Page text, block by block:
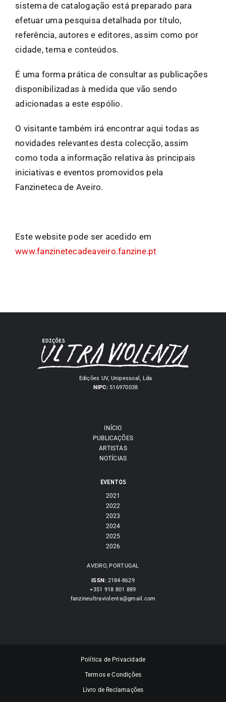
sistema de catalogação está preparado para
efetuar uma pesquisa detalhada por título,
referência, autores e editores, assim como por
cidade, tema e conteúdos.
É uma forma prática de consultar as publicações
disponibilizadas à medida que vão sendo
adicionadas a este espólio.
O visitante também irá encontrar aqui todas as
novidades relevantes desta colecção, assim
como toda a informação relativa às principais
iniciativas e eventos promovidos pela
Fanzineteca de Aveiro.
Este website pode ser acedido em
www.fanzinetecadeaveiro.fanzine.pt
Edições UV, Unipessoal, Lda
NIPC:516970038
INÍCIO
PUBLICAÇÕES
ARTISTAS
NOTÍCIAS
EVENTOS
2021
2022
2023
2024
2025
2026
AVEIRO, PORTUGAL
ISSN: 2184-8629
+351 918 801 889
fanzineultraviolenta@gmail.com
Política de Privacidade
Termos e Condições
Livro de Reclamações